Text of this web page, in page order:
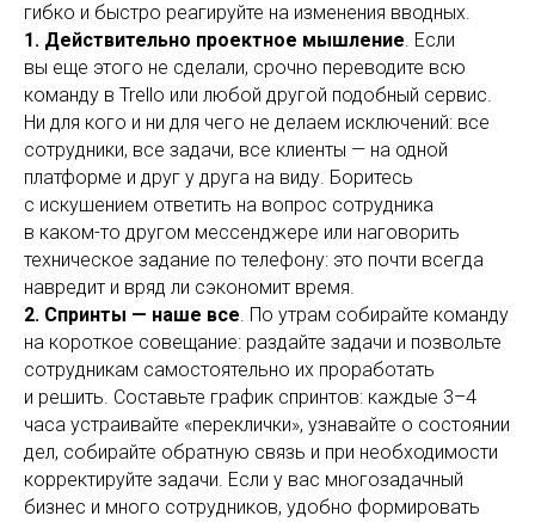
гибко и быстро реагируйте на изменения вводных.
1. Действительно проектное мышление. Если
вы еще этого не сделали, срочно переводите всю
команду в Trello или любой другой подобный сервис.
Ни для кого и ни для чего не делаем исключений: все
сотрудники, все задачи, все клиенты — на одной
платформе и друг у друга на виду. Боритесь
с искушением ответить на вопрос сотрудника
в каком-то другом мессенджере или наговорить
техническое задание по телефону: это почти всегда
навредит и вряд ли сэкономит время.
2. Спринты — наше все. По утрам собирайте команду
на короткое совещание: раздайте задачи и позвольте
сотрудникам самостоятельно их проработать
и решить. Составьте график спринтов: каждые 3–4
часа устраивайте «переклички», узнавайте о состоянии
дел, собирайте обратную связь и при необходимости
корректируйте задачи. Если у вас многозадачный
бизнес и много сотрудников, удобно формировать